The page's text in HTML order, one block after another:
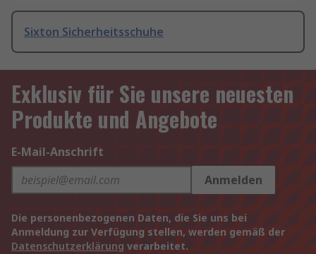
Sixton Sicherheitsschuhe
Exklusiv für Sie unsere neuesten
Produkte und Angebote
E-Mail-Anschrift
Anmelden
Die personenbezogenen Daten, die Sie uns bei
Anmeldung zur Verfügung stellen, werden gemäß der
Datenschutzerklärung verarbeitet.